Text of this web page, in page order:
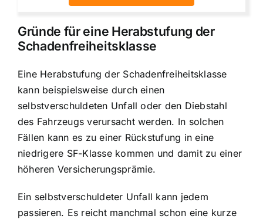
Gründe für eine Herabstufung der
Schadenfreiheitsklasse
Eine Herabstufung der Schadenfreiheitsklasse
kann beispielsweise durch einen
selbstverschuldeten Unfall oder den Diebstahl
des Fahrzeugs verursacht werden. In solchen
Fällen kann es zu einer Rückstufung in eine
niedrigere SF-Klasse kommen und damit zu einer
höheren Versicherungsprämie.
Ein selbstverschuldeter Unfall kann jedem
passieren. Es reicht manchmal schon eine kurze